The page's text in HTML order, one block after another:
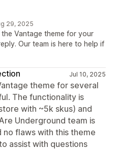
29, 2025
Vantage theme for your
Our team is here to help if
Jul 10, 2025
theme for several
The functionality is
with ~5k skus) and
Underground team is
no flaws with this theme
assist with questions